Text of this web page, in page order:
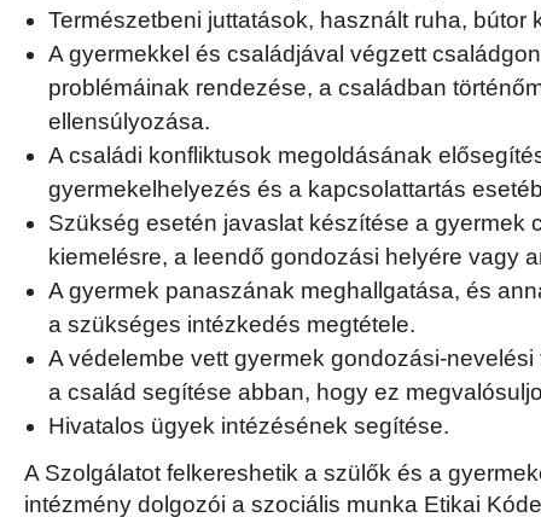
Természetbeni juttatások, használt ruha, bútor
A gyermekkel és családjával végzett
problémáinak rendezése, a családban
ellensúlyozása.
A családi konfliktusok megoldásának
gyermekelhelyezés és a kapcsolattartás
Szükség esetén javaslat készítése a gyermek
kiemelésre, a leendő gondozási helyére vagy
A gyermek panaszának meghallgatása, és
a szükséges intézkedés megtétele.
A védelembe vett gyermek gondozási-
a család segítése abban, hogy ez
Hivatalos ügyek intézésének segítése.
A Szolgálatot felkereshetik a szülők és a
intézmény dolgozói a szociális munka Etikai